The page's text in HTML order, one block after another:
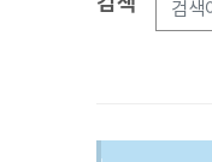
검색옵션